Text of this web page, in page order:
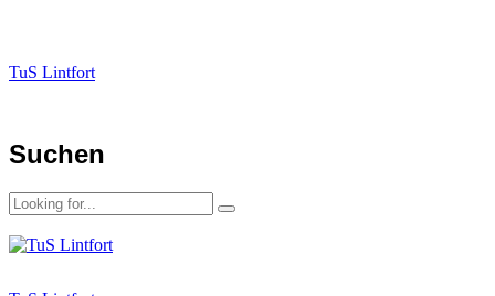
TuS Lintfort
Suchen